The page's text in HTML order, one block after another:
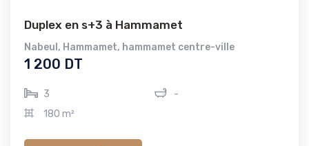
Duplex en s+3 à Hammamet
Nabeul , Hammamet, hammamet centre-ville
1 200 DT
3
-
180 m²